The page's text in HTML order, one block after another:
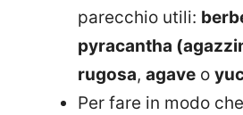
parecchio utili:
pyracantha
rugosa, agave o
Per fare in modo